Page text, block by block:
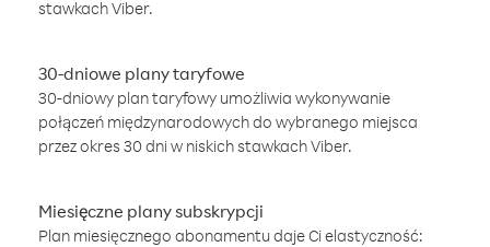
stawkach Viber.
30-dniowe plany taryfowe
30-dniowy plan taryfowy umożliwia wykonywanie
połączeń międzynarodowych do wybranego miejsca
przez okres 30 dni w niskich stawkach Viber.
Miesięczne plany subskrypcji
Plan miesięcznego abonamentu daje Ci elastyczność: